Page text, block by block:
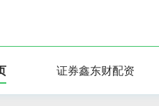
证券鑫东财配资